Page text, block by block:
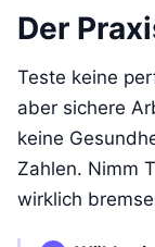
Der
Teste keine
aber sichere
keine
Zahlen. Nimm
wirklich